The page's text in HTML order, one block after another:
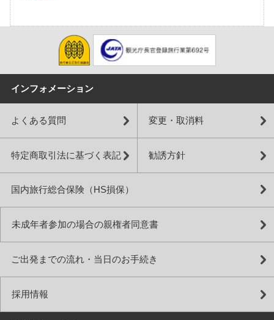
インフォメーション
よくある質問 変更・取消料
特定商取引法に基づく表記 勧誘方針
国内旅行総合保険（HS損保）
未成年者参加の場合の親権者同意書
ご出発までの流れ・当日のお手続き
採用情報